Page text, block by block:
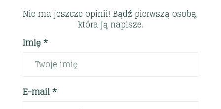
Nie ma jeszcze opinii! Bądź pierwszą osobą,
która ją napisze.
Imię *
E-mail *